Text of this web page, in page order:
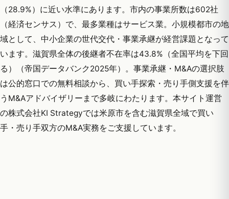
（28.9%）に近い水準にあります。市内の事業所数は602社
（経済センサス）で、最多業種はサービス業。小規模都市の地
域として、中小企業の世代交代・事業承継が経営課題となって
います。滋賀県全体の後継者不在率は43.8%（全国平均を下回
る）（帝国データバンク2025年）。事業承継・M&Aの選択肢
は公的窓口での無料相談から、買い手探索・売り手側支援を伴
うM&Aアドバイザリーまで多岐にわたります。本サイト運営
の株式会社KI Strategyでは米原市を含む滋賀県全域で買い
手・売り手双方のM&A実務をご支援しています。